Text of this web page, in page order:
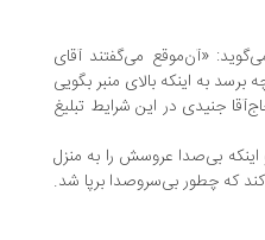
می‌گفتند آقای
بالای منبر بگویی
در این شرایط تبلیغ
بی‌صدا عروسش را به منزل
بی‌سروصدا برپا شد.